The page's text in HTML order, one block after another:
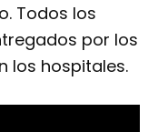
Todos los
por los
los hospitales.